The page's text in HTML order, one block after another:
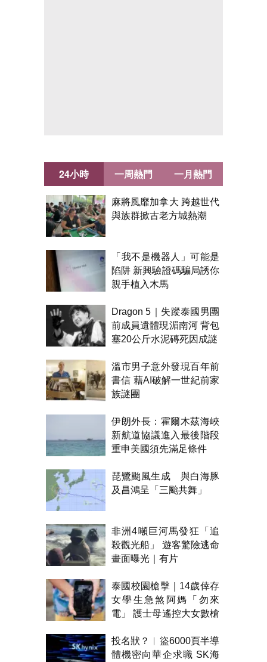
24小時
麻將風靡加拿大 跨越世代
與族群掀古老方城熱潮
「我不是機器人」可能是
陷阱 新興驗證碼騙局誘你
親手植入木馬
Dragon 5｜失蹤泰國男團
前成員遺體現湄南河 背包
塞20公斤水泥磚死因成謎
溫市男子意外發現百年前
書信 藉AI破解一世紀前家
族謎團
伊朗外長：霍爾木茲海峽
新航道協議進入最後階段
重申美國須先滿足條件
琵鷺颱風生成 與白海豚
及昌鴻呈「三颱共舞」
非洲4噸巨河馬發狂「追
殺觀光船」 遊客驚險逃命
畫面曝光｜有片
泰國校園槍擊｜14歲倖存
女學生急煞阿媽「勿來
電」 護士母遙控大女數槍
投名狀？︱盜6000頁半導
體機密向華企求職 SK海
一周熱門 一月熱門